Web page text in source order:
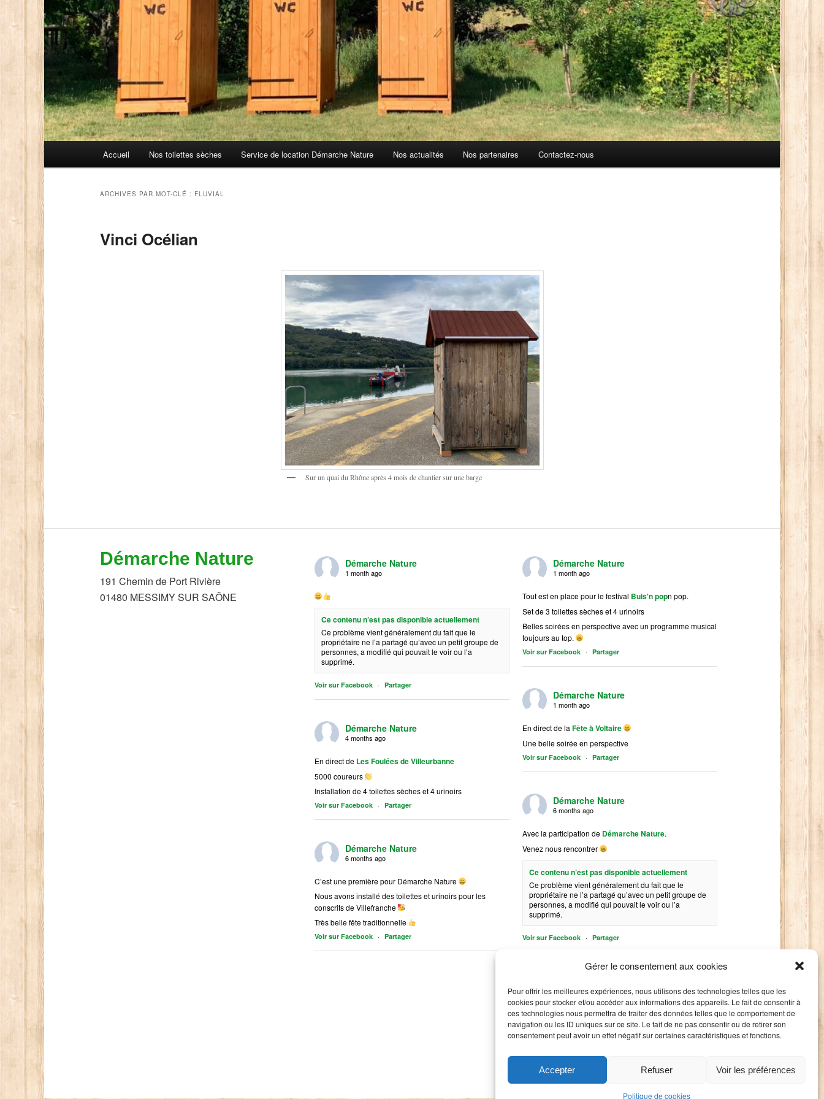
Gérer le consentement aux cookies
Pour offrir les meilleures expériences, nous utilisons des technologies telles que les
cookies pour stocker et/ou accéder aux informations des appareils. Le fait de consentir à
ces technologies nous permettra de traiter des données telles que le comportement de
navigation ou les ID uniques sur ce site. Le fait de ne pas consentir ou de retirer son
consentement peut avoir un effet négatif sur certaines caractéristiques et fonctions.
Accepter Refuser Voir les préférences
Politique de cookies
Accueil Nos toilettes sèches Service de location Démarche Nature Nos actualités Nos partenaires Contactez-nous
ARCHIVES PAR MOT-CLÉ : FLUVIAL
Vinci Océlian
Sur un quai du Rhône après 4 mois de chantier sur une barge
Démarche Nature
191 Chemin de Port Rivière
01480 MESSIMY SUR SAÔNE
Démarche Nature
1 month ago
Ce contenu n’est pas disponible actuellement
Ce problème vient généralement du fait que le
propriétaire ne l’a partagé qu’avec un petit groupe de
personnes, a modifié qui pouvait le voir ou l’a
supprimé.
Voir sur Facebook · Partager
Démarche Nature
1 month ago
Tout est en place pour le festival Buis'n popn pop.
Set de 3 toilettes sèches et 4 urinoirs
Belles soirées en perspective avec un programme musical
toujours au top.
Voir sur Facebook · Partager
Démarche Nature
1 month ago
En direct de la Fête à Voltaire
Une belle soirée en perspective
Voir sur Facebook · Partager
Démarche Nature
4 months ago
En direct de Les Foulées de Villeurbanne
5000 coureurs
Installation de 4 toilettes sèches et 4 urinoirs
Voir sur Facebook · Partager Démarche Nature
6 months ago
Avec la participation de Démarche Nature.
Venez nous rencontrer
Ce contenu n’est pas disponible actuellement
Ce problème vient généralement du fait que le
propriétaire ne l’a partagé qu’avec un petit groupe de
personnes, a modifié qui pouvait le voir ou l’a
supprimé.
Voir sur Facebook · Partager
Démarche Nature
6 months ago
C’est une première pour Démarche Nature
Nous avons installé des toilettes et urinoirs pour les
conscrits de Villefranche
Très belle fête traditionnelle
Voir sur Facebook · Partager